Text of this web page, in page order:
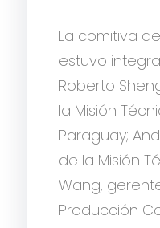
La comitiva
estuvo
Roberto
la Misión
Paraguay;
de la Misión
Wang,
Producción